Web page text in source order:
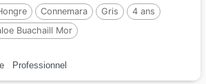
Connemara Gris
4 ans
Buachaill Mor
Professionnel